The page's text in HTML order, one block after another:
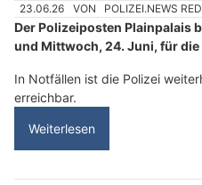
23.06.26 VON POLIZEI.NEWS
Der Polizeiposten Plainpalais
und Mittwoch, 24. Juni, für
In Notfällen ist die Polizei
erreichbar.
Weiterlesen